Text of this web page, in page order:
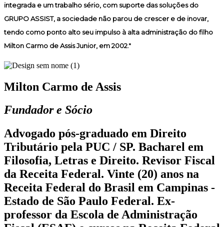
integrada e um trabalho sério, com suporte das soluções do
GRUPO ASSIST, a sociedade não parou de crescer e de inovar,
tendo como ponto alto seu impulso à alta administração do filho
Milton Carmo de Assis Junior, em 2002."
Milton Carmo de Assis
Fundador e Sócio
Advogado pós-graduado em Direito
Tributário pela PUC / SP. Bacharel em
Filosofia, Letras e Direito. Revisor Fiscal
da Receita Federal. Vinte (20) anos na
Receita Federal do Brasil em Campinas -
Estado de São Paulo Federal. Ex-
professor da Escola de Administração